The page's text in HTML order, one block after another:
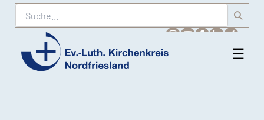
Suche
Karriere Amtliche Bekanntmachungen
Ev.-
☰